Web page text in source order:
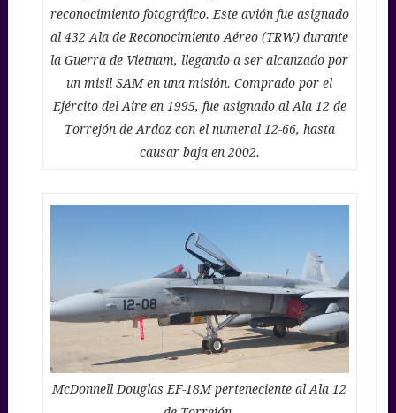
reconocimiento fotográfico. Este avión fue asignado
al 432 Ala de Reconocimiento Aéreo (TRW) durante
la Guerra de Vietnam, llegando a ser alcanzado por
un misil SAM en una misión. Comprado por el
Ejército del Aire en 1995, fue asignado al Ala 12 de
Torrejón de Ardoz con el numeral 12-66, hasta
causar baja en 2002.
McDonnell Douglas EF-18M perteneciente al Ala 12